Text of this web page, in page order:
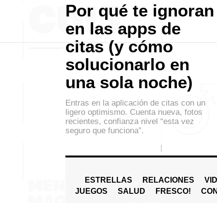
Por qué te ignoran
en las apps de
citas (y cómo
solucionarlo en
una sola noche)
Entras en la aplicación de citas con un
ligero optimismo. Cuenta nueva, fotos
recientes, confianza nivel “esta vez
seguro que funciona”.
ESTRELLAS RELACIONES
JUEGOS
SALUD FRESCO!